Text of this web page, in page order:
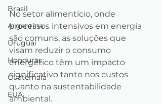
Brasil
Argentina
Uruguai
Honduras
Guatemala
EUA
No setor alimentício, onde
processos intensivos em energia
são comuns, as soluções que
visam reduzir o consumo
energético têm um impacto
significativo tanto nos custos
quanto na sustentabilidade
ambiental.